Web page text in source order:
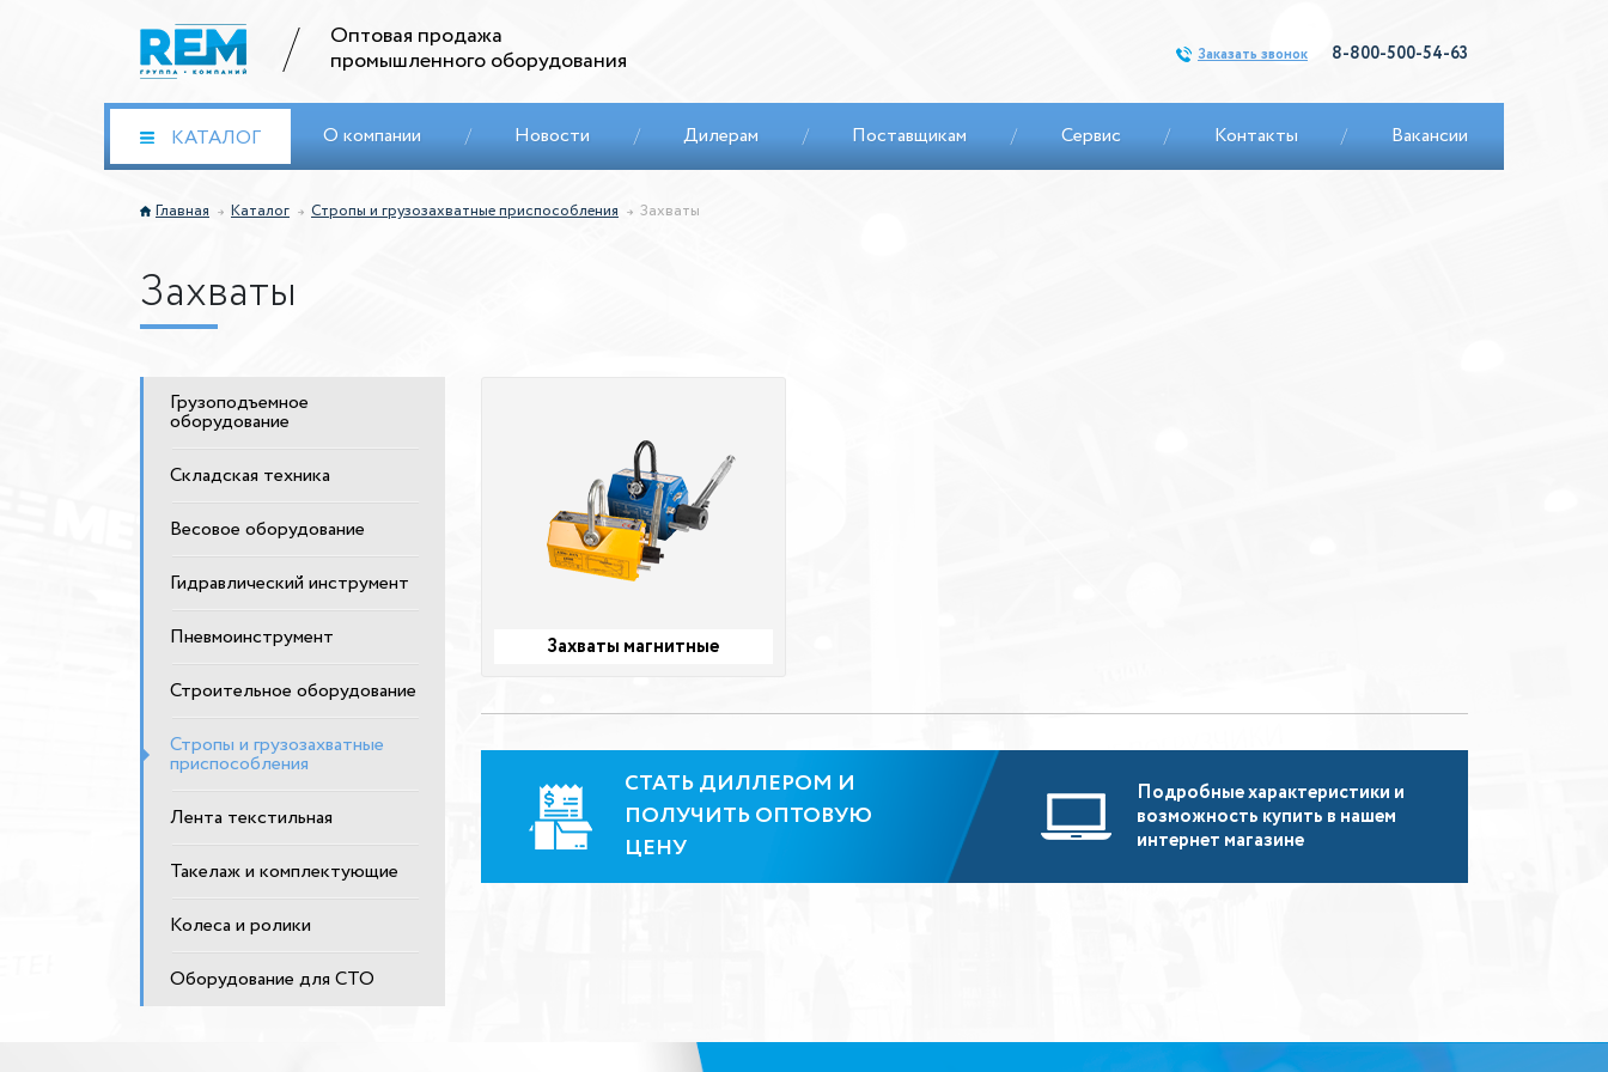
Оптовая продажа
промышленного оборудования
Заказать звонок 8-800-500-54-63
КАТАЛОГ О компании / Новости / Дилерам / Поставщикам / Сервис / Контакты / Вакансии
Главная Каталог Стропы и грузозахватные приспособления Захваты
Захваты
Грузоподъемное
оборудование
Складская техника
Весовое оборудование
Гидравлический инструмент
Пневмоинструмент
Строительное оборудование
Стропы и грузозахватные
приспособления
Лента текстильная
Такелаж и комплектующие
Колеса и ролики
Оборудование для СТО
Захваты магнитные
СТАТЬ ДИЛЛЕРОМ И
ПОЛУЧИТЬ ОПТОВУЮ
ЦЕНУ
Подробные характеристики и
возможность купить в нашем
интернет магазине